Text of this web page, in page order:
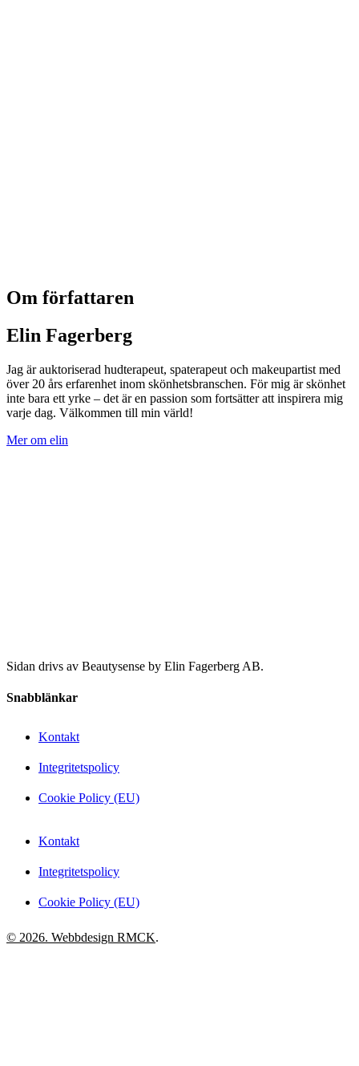
Om författaren
Elin Fagerberg
Jag är auktoriserad hudterapeut, spaterapeut och makeupartist med
över 20 års erfarenhet inom skönhetsbranschen. För mig är skönhet
inte bara ett yrke – det är en passion som fortsätter att inspirera mig
varje dag. Välkommen till min värld!
Mer om elin
Sidan drivs av Beautysense by Elin Fagerberg AB.
Snabblänkar
Kontakt
Integritetspolicy
Cookie Policy (EU)
Kontakt
Integritetspolicy
Cookie Policy (EU)
© 2026. Webbdesign RMCK.